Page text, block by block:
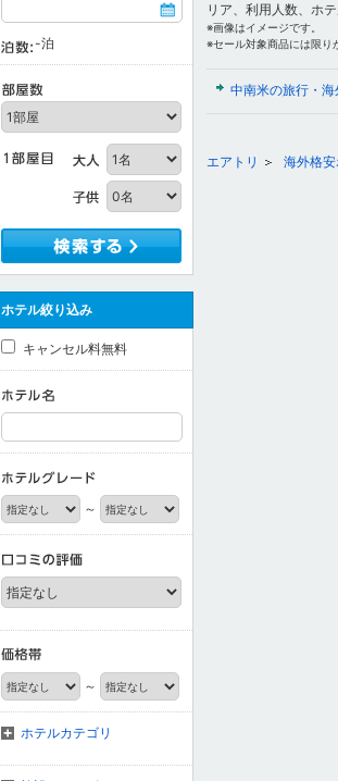
リア、利用人数、ホ
※画像はイメージです。
※セール対象商品には限り
中南米の旅行・
エアトリ 海外格
-泊
ホテル絞り込み
キャンセル料無料
～
～
ホテルカテゴリ